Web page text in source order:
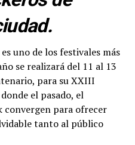
uno de los festivales más
se realizará del 11 al 13
para su XXIII
el pasado, el
para ofrecer
tanto al público